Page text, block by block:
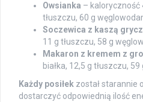
Owsianka – kaloryczność
tłuszczu, 60 g
Soczewica z kaszą
11 g tłuszczu, 58 g
Makaron z kremem z
białka, 12,5 g tłuszczu,
Każdy posiłek został starannie
dostarczyć odpowiednią ilość